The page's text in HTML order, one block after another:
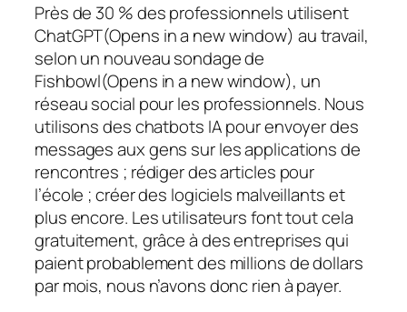
Près de 30 % des professionnels utilisent
ChatGPT(Opens in a new window) au travail,
selon un nouveau sondage de
Fishbowl(Opens in a new window), un
réseau social pour les professionnels. Nous
utilisons des chatbots IA pour envoyer des
messages aux gens sur les applications de
rencontres ; rédiger des articles pour
l’école ; créer des logiciels malveillants et
plus encore. Les utilisateurs font tout cela
gratuitement, grâce à des entreprises qui
paient probablement des millions de dollars
par mois, nous n’avons donc rien à payer.